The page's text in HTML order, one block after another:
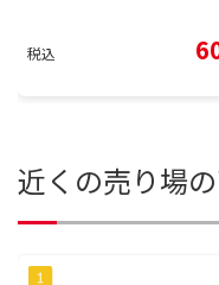
税込
近くの売り場